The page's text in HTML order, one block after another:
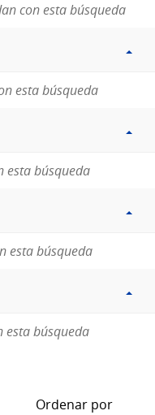
con esta búsqueda
esta búsqueda
esta búsqueda
esta búsqueda
esta búsqueda
Ordenar por